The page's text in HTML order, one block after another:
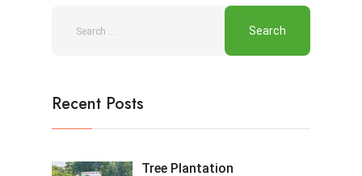
Recent Posts
Tree Plantation